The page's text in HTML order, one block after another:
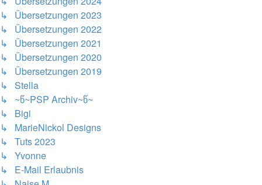
↳ Übersetzungen 2023
↳ Übersetzungen 2022
↳ Übersetzungen 2021
↳ Übersetzungen 2020
↳ Übersetzungen 2019
↳ Stella
↳ ~წ~PSP Archiv~წ~
↳ Bigi
↳ MarieNickol Designs
↳ Tuts 2023
↳ Yvonne
↳ E-Mail Erlaubnis